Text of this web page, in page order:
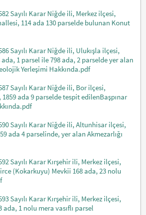
Sayılı Karar Niğde ili, Merkez ilçesi,
114 ada 130 parselde bulunan Konut
Sayılı Karar Niğde ili, Ulukışla ilçesi,
1 parsel ile 798 ada, 2 parselde yer alan
Yerleşimi Hakkında.pdf
Sayılı Karar Niğde ili, Bor ilçesi,
ada 9 parselde tespit edilenBaşpınar
Sayılı Karar Niğde ili, Altunhisar ilçesi,
ada 4 parselinde, yer alan Akmezarlığı
Sayılı Karar Kırşehir ili, Merkez ilçesi,
(Kokarkuyu) Mevkii 168 ada, 23 nolu
Sayılı Karar Kırşehir ili, Merkez ilçesi,
ada, 1 nolu mera vasıflı parsel